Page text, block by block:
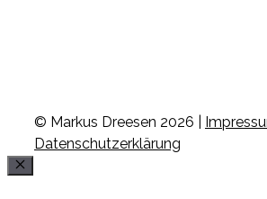
© Markus Dreesen 2026 |
Datenschutzerklärung
Schließen